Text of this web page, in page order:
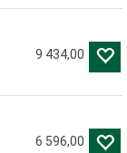
9 434,00
6 596,00